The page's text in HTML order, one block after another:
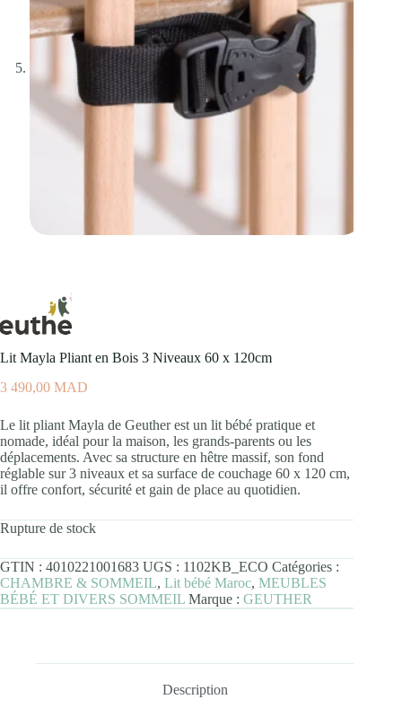
Lit Mayla Pliant en Bois 3 Niveaux 60 x 120cm
3 490,00 MAD
Le lit pliant Mayla de Geuther est un lit bébé pratique et
nomade, idéal pour la maison, les grands-parents ou les
déplacements. Avec sa structure en hêtre massif, son fond
réglable sur 3 niveaux et sa surface de couchage 60 x 120 cm,
il offre confort, sécurité et gain de place au quotidien.
Rupture de stock
GTIN : 4010221001683 UGS : 1102KB_ECO Catégories :
CHAMBRE & SOMMEIL, Lit bébé Maroc, MEUBLES
BÉBÉ ET DIVERS SOMMEIL Marque : GEUTHER
Description